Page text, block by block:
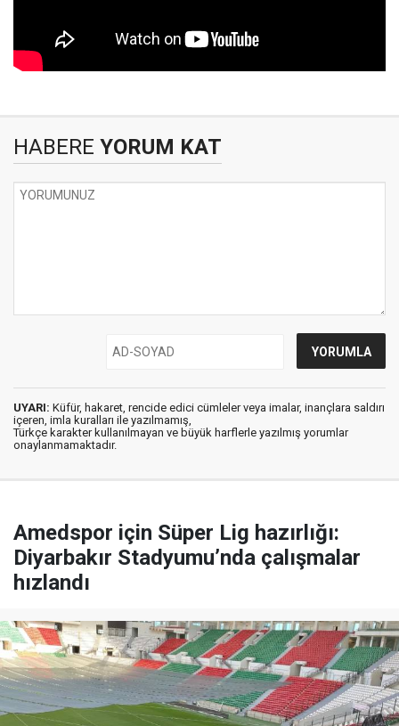
HABERE YORUM KAT
UYARI: Küfür, hakaret, rencide edici cümleler veya imalar, inançlara saldırı
içeren, imla kuralları ile yazılmamış,
Türkçe karakter kullanılmayan ve büyük harflerle yazılmış yorumlar
onaylanmamaktadır.
Amedspor için Süper Lig hazırlığı:
Diyarbakır Stadyumu’nda çalışmalar
hızlandı